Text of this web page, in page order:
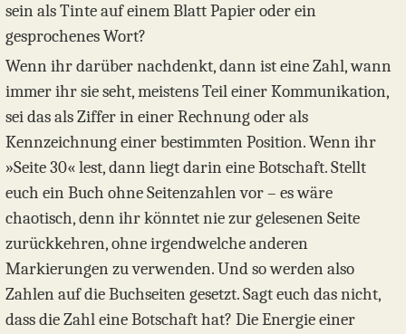
sein als Tinte auf einem Blatt Papier oder ein
gesprochenes Wort?
Wenn ihr darüber nachdenkt, dann ist eine Zahl, wann
immer ihr sie seht, meistens Teil einer Kommunikation,
sei das als Ziffer in einer Rechnung oder als
Kennzeichnung einer bestimmten Position. Wenn ihr
»Seite 30« lest, dann liegt darin eine Botschaft. Stellt
euch ein Buch ohne Seitenzahlen vor – es wäre
chaotisch, denn ihr könntet nie zur gelesenen Seite
zurückkehren, ohne irgendwelche anderen
Markierungen zu verwenden. Und so werden also
Zahlen auf die Buchseiten gesetzt. Sagt euch das nicht,
dass die Zahl eine Botschaft hat? Die Energie einer